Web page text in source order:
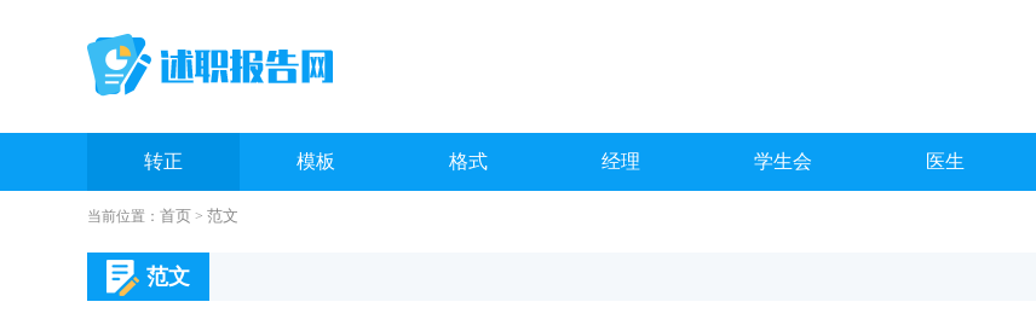
转正 模板 格式 经理 学生会 医生
校长
当前位置： 首页 > 范文
范文